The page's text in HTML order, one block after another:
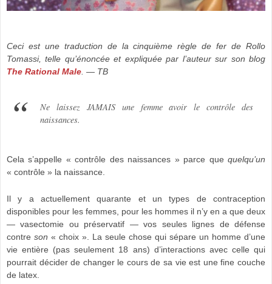
Ceci est une traduction de lacinquième règle de fer de Rollo
Tomassi, telle qu’énoncée et expliquée par l’auteur sur son blog
The Rational Male . — TB
Ne laissez JAMAIS une femme avoir le contrôle des
naissances.
Cela s’appelle « contrôle des naissances » parce que quelqu’un
« contrôle » la naissance.
Il y a actuellement quarante et un types de contraception
disponibles pour les femmes, pour les hommes il n’y en a que deux
— vasectomie ou préservatif — vos seules lignes de défense
contre son « choix ». La seule chose qui sépare un homme d’une
vie entière (pas seulement 18 ans) d’interactions avec celle qui
pourrait décider de changer le cours de sa vie est une fine couche
de latex.